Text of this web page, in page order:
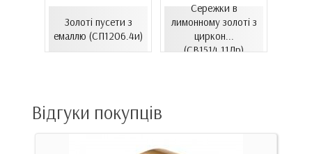
Золоті пусети з
емаллю (СП1206.4и)
Сережки в
лимонному золоті з
циркон...
(СВ1514.11Лр)
Відгуки покупців